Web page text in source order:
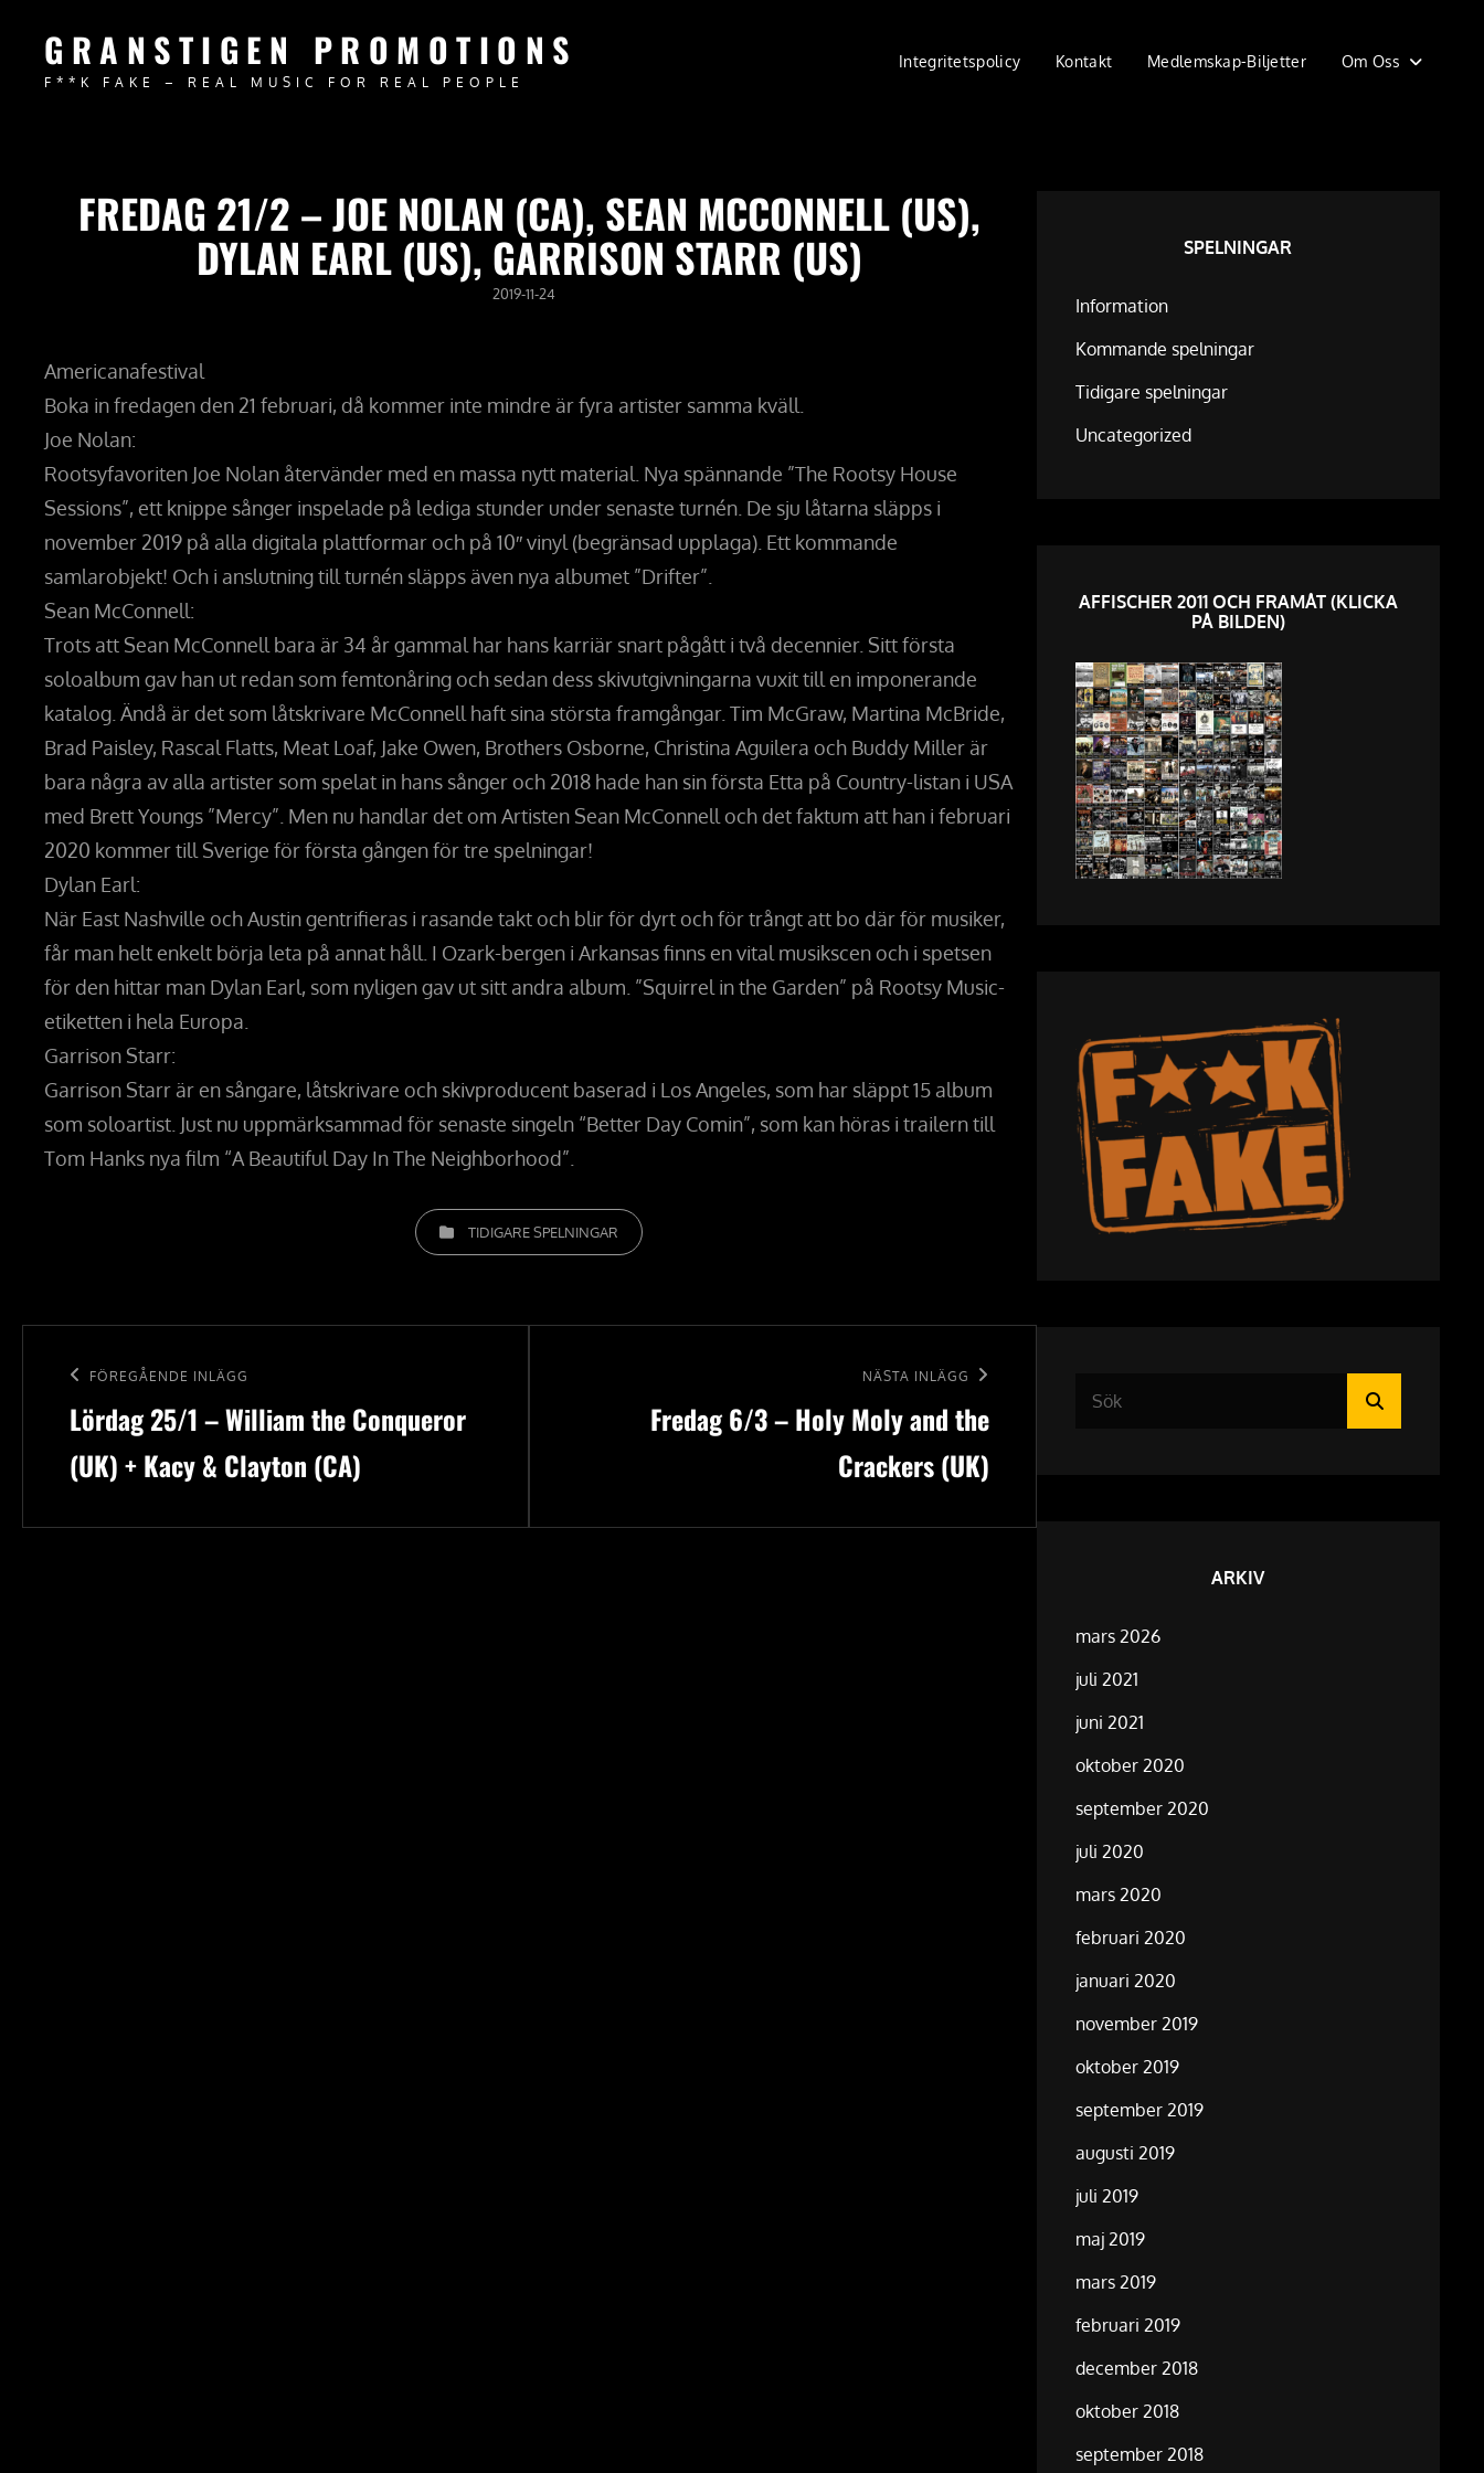
GRANSTIGEN PROMOTIONS
F**K FAKE – REAL MUSIC FOR REAL PEOPLE
Integritetspolicy Kontakt Medlemskap-Biljetter Om Oss
FREDAG 21/2 – JOE NOLAN (CA), SEAN MCCONNELL (US),
DYLAN EARL (US), GARRISON STARR (US)
PUBLICERAT
2019-11-24
Americanafestival
Boka in fredagen den 21 februari, då kommer inte mindre är fyra artister samma kväll.
Joe Nolan:
Rootsyfavoriten Joe Nolan återvänder med en massa nytt material. Nya spännande ”The Rootsy House
Sessions”, ett knippe sånger inspelade på lediga stunder under senaste turnén. De sju låtarna släpps i
november 2019 på alla digitala plattformar och på 10″ vinyl (begränsad upplaga). Ett kommande
samlarobjekt! Och i anslutning till turnén släpps även nya albumet ”Drifter”.
Sean McConnell:
Trots att Sean McConnell bara är 34 år gammal har hans karriär snart pågått i två decennier. Sitt första
soloalbum gav han ut redan som femtonåring och sedan dess skivutgivningarna vuxit till en imponerande
katalog. Ändå är det som låtskrivare McConnell haft sina största framgångar. Tim McGraw, Martina McBride,
Brad Paisley, Rascal Flatts, Meat Loaf, Jake Owen, Brothers Osborne, Christina Aguilera och Buddy Miller är
bara några av alla artister som spelat in hans sånger och 2018 hade han sin första Etta på Country-listan i USA
med Brett Youngs ”Mercy”. Men nu handlar det om Artisten Sean McConnell och det faktum att han i februari
2020 kommer till Sverige för första gången för tre spelningar!
Dylan Earl:
När East Nashville och Austin gentrifieras i rasande takt och blir för dyrt och för trångt att bo där för musiker,
får man helt enkelt börja leta på annat håll. I Ozark-bergen i Arkansas finns en vital musikscen och i spetsen
för den hittar man Dylan Earl, som nyligen gav ut sitt andra album. ”Squirrel in the Garden” på Rootsy Music-
etiketten i hela Europa.
Garrison Starr:
Garrison Starr är en sångare, låtskrivare och skivproducent baserad i Los Angeles, som har släppt 15 album
som soloartist. Just nu uppmärksammad för senaste singeln “Better Day Comin”, som kan höras i trailern till
Tom Hanks nya film “A Beautiful Day In The Neighborhood”.
KATEGORIER
TIDIGARE SPELNINGAR
Föregående
inlägg
FÖREGÅENDE INLÄGG
Lördag 25/1 – William the Conqueror
(UK) + Kacy & Clayton (CA)
NÄSTA INLÄGG
Fredag 6/3 – Holy Moly and the
Crackers (UK)
SPELNINGAR
Information
Kommande spelningar
Tidigare spelningar
Uncategorized
AFFISCHER 2011 OCH FRAMÅT (KLICKA
PÅ BILDEN)
ARKIV
mars 2026
juli 2021
juni 2021
oktober 2020
september 2020
juli 2020
mars 2020
februari 2020
januari 2020
november 2019
oktober 2019
september 2019
augusti 2019
juli 2019
maj 2019
mars 2019
februari 2019
december 2018
oktober 2018
september 2018